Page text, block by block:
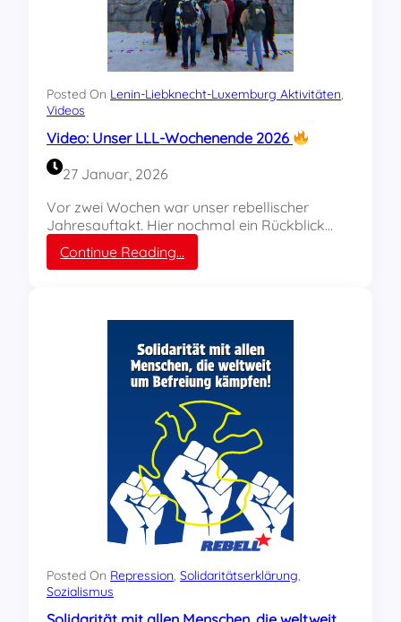
i
m
C
H
E
W
a
t
S
z
l
i
s
m
u
s
?
Posted On Lenin-Liebknecht-Luxemburg Aktivitäten
Videos
Video: Unser LLL-Wochenende 2026
27 Januar, 2026
Vor zwei Wochen war unser rebellischer
Jahresauftakt. Hier nochmal ein Rückblick…
Continue Reading…
V
e
o
:
U
n
s
e
r
L
L
-
c
Posted On Repression, Solidaritätserklärung
Sozialismus